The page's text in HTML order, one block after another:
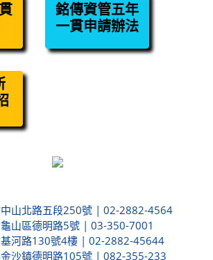
銘傳資管五年
一貫申請辦法
山北路五段250號 | 02-2882-4564
山區德明路5號 | 03-350-7001
河路130號4樓 | 02-2882-45644
沙鎮德明路105號 | 082-355-233